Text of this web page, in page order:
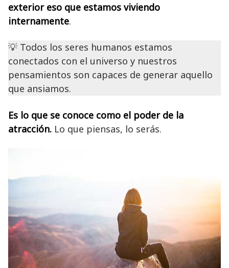
exterior eso que estamos viviendo
internamente.
💡 Todos los seres humanos estamos
conectados con el universo y nuestros
pensamientos son capaces de generar aquello
que ansiamos.
Es lo que se conoce como el poder de la
atracción. Lo que piensas, lo serás.